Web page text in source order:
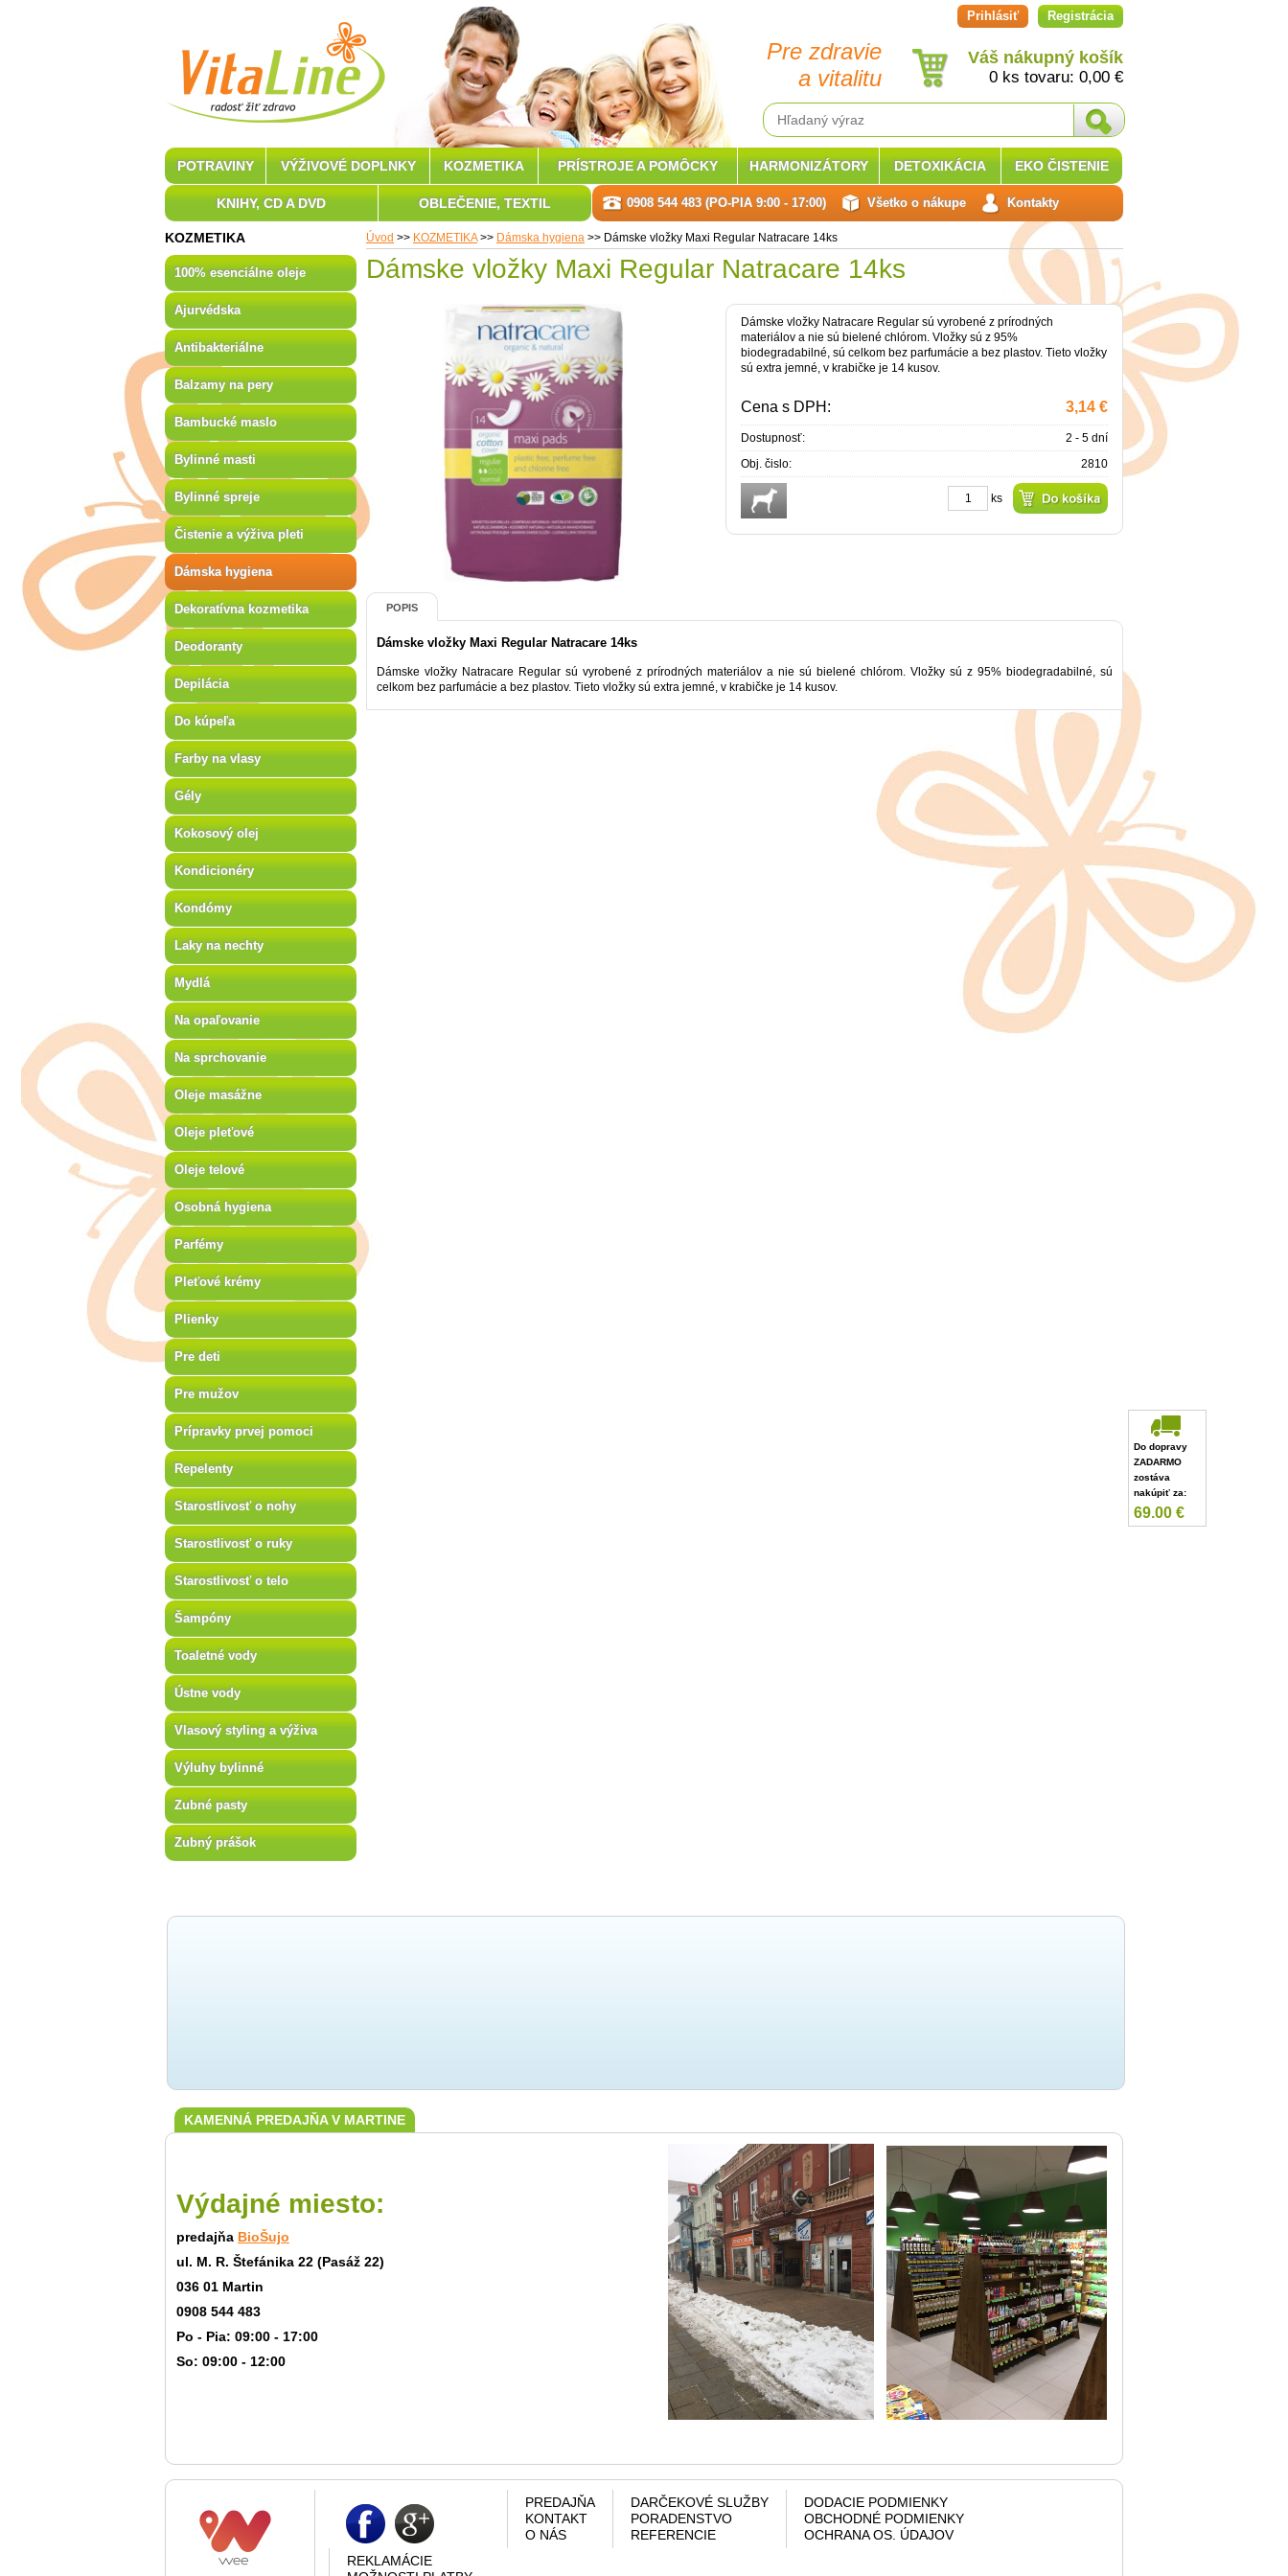
Pre zdravie
a vitalitu
Prihlásiť Registrácia
Váš nákupný košík
0 ks tovaru: 0,00 €
Úvod >> KOZMETIKA >> Dámska hygiena >> Dámske vložky Maxi Regular Natracare 14ks
Dámske vložky Maxi Regular Natracare 14ks
Dámske vložky Natracare Regular sú vyrobené z prírodných
materiálov a nie sú bielené chlórom. Vložky sú z 95%
biodegradabilné, sú celkom bez parfumácie a bez plastov. Tieto vložky
sú extra jemné, v krabičke je 14 kusov.
Cena s DPH: 3,14 €
Dostupnosť:
2 - 5 dní
Obj. čislo:
2810
ks
POPIS
Dámske vložky Maxi Regular Natracare 14ks
Dámske vložky Natracare Regular sú vyrobené z prírodných materiálov a nie sú bielené chlórom. Vložky sú z 95% biodegradabilné, sú
celkom bez parfumácie a bez plastov. Tieto vložky sú extra jemné, v krabičke je 14 kusov.
KOZMETIKA
100% esenciálne oleje
Ajurvédska
Antibakteriálne
Balzamy na pery
Bambucké maslo
Bylinné masti
Bylinné spreje
Čistenie a výživa pleti
Dámska hygiena
Dekoratívna kozmetika
Deodoranty
Depilácia
Do kúpeľa
Farby na vlasy
Gély
Kokosový olej
Kondicionéry
Kondómy
Laky na nechty
Mydlá
Na opaľovanie
Na sprchovanie
Oleje masážne
Oleje pleťové
Oleje telové
Osobná hygiena
Parfémy
Pleťové krémy
Plienky
Pre deti
Pre mužov
Prípravky prvej pomoci
Repelenty
Starostlivosť o nohy
Starostlivosť o ruky
Starostlivosť o telo
Šampóny
Toaletné vody
Ústne vody
Vlasový styling a výživa
Výluhy bylinné
Zubné pasty
Zubný prášok
KAMENNÁ PREDAJŇA V MARTINE
Výdajné miesto:
predajňa BioŠujo
ul. M. R. Štefánika 22 (Pasáž 22)
036 01 Martin
0908 544 483
Po - Pia: 09:00 - 17:00
So: 09:00 - 12:00
POTRAVINY VÝŽIVOVÉ DOPLNKY KOZMETIKA PRÍSTROJE A POMÔCKY HARMONIZÁTORY DETOXIKÁCIA EKO ČISTENIE
KNIHY, CD A DVD OBLEČENIE, TEXTIL 0908 544 483 (PO-PIA 9:00 - 17:00) Všetko o nákupe Kontakty
PREDAJŇA
KONTAKT
O NÁS
DARČEKOVÉ SLUŽBY
PORADENSTVO
REFERENCIE
DODACIE PODMIENKY
OBCHODNÉ PODMIENKY
OCHRANA OS. ÚDAJOV
REKLAMÁCIE
Do dopravy
ZADARMO
zostáva
nakúpiť za:
69.00 €